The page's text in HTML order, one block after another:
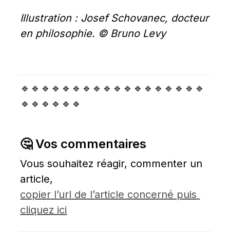
Illustration : Josef Schovanec, docteur
en philosophie. © Bruno Levy
🔹🔹🔹🔹🔹🔹🔹🔹🔹🔹🔹🔹🔹🔹🔹🔹🔹🔹
🔹🔹🔹🔹🔹🔹
🤔 Vos commentaires
Vous souhaitez réagir, commenter un
article,
copier l’url de l’article concerné puis
cliquez ici